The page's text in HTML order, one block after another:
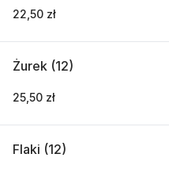
22,50 zł
Żurek (12)
25,50 zł
Flaki (12)